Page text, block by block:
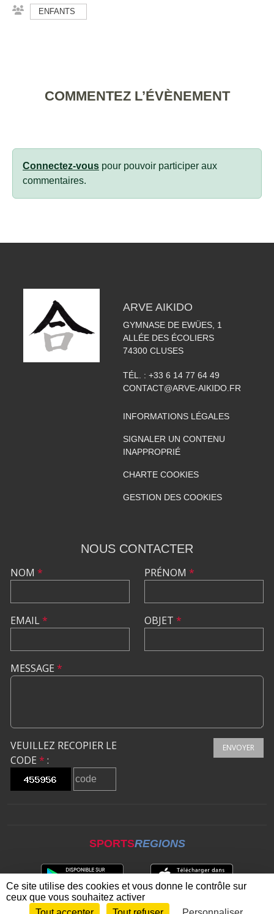
ENFANTS
COMMENTEZ L’ÉVÈNEMENT
Connectez-vous pour pouvoir participer aux
commentaires.
ARVE AIKIDO
GYMNASE DE EWÜES, 1
ALLÉE DES ÉCOLIERS
74300 CLUSES
TÉL. : +33 6 14 77 64 49
CONTACT@ARVE-AIKIDO.FR
INFORMATIONS LÉGALES
SIGNALER UN CONTENU
INAPPROPRIÉ
CHARTE COOKIES
GESTION DES COOKIES
NOUS CONTACTER
NOM *
EMAIL*
PRÉNOM *
OBJET *
MESSAGE *
VEUILLEZ RECOPIER LE
CODE * :
ENVOYER
SPORTSREGIONS
Ce site utilise des cookies et vous donne le contrôle sur
ceux que vous souhaitez activer